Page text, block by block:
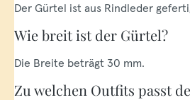
Der Gürtel ist aus Rindleder
Wie breit ist der Gürtel?
Die Breite beträgt 30 mm.
Zu welchen Outfits passt